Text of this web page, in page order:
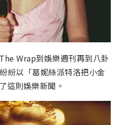
Wrap到娛樂週刊再到八卦
紛以「葛妮絲派特洛把小金
這則娛樂新聞。